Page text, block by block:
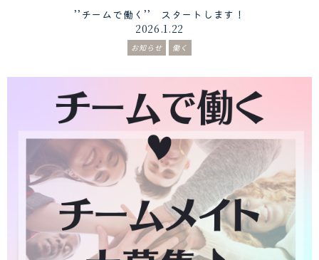
’’チームで働く’’ スタートします！
2026.1.22
お知らせ 働く